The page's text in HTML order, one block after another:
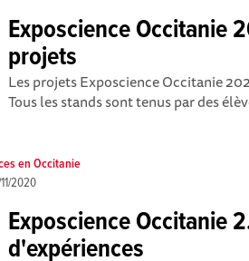
Exposcience Occitanie
projets
Les projets Exposcience Occitanie
Tous les stands sont tenus par des
en Occitanie
2020
Exposcience Occitanie
d'expériences